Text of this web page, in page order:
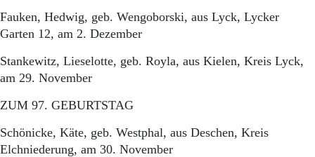
Aktuelle Ausgabe
Abo Prämien
Archiv
Mediadaten
Fauken, Hedwig, geb. Wengoborski, aus Lyck, Lycker
Garten 12, am 2. Dezember
Stankewitz, Lieselotte, geb. Royla, aus Kielen, Kreis Lyck,
am 29. November
ZUM 97. GEBURTSTAG
Schönicke, Käte, geb. Westphal, aus Deschen, Kreis
Elchniederung, am 30. November